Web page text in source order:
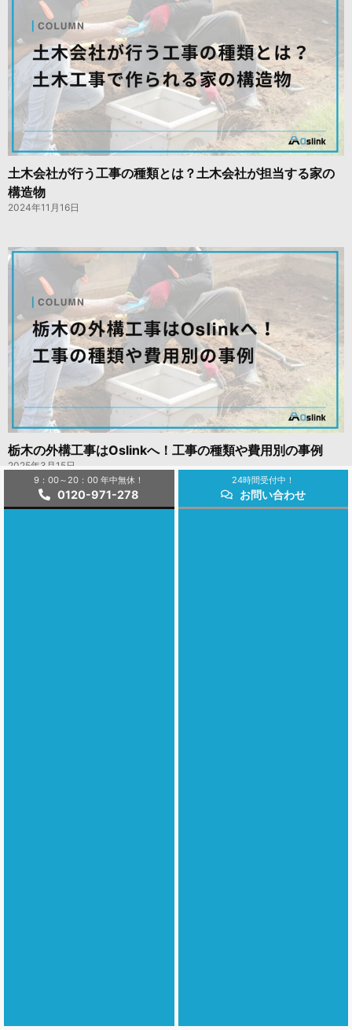
土木会社が行う工事の種類とは？土木会社が担当する家の
構造物
2024年11月16日
栃木の外構工事はOslinkへ！工事の種類や費用別の事例
2025年3月15日
コラム一覧
9：00～20：00 年中無休！
0120-971-278
24時間受付中！
お問い合わせ